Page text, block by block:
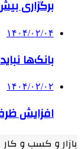
برگزاری بیش از ۱۰۰ ویژه‌برنامه در
۱۴۰۴/۰۲/۰۴
بانک‌ها
۱۴۰۴/۰۲/۰۲
افزایش
بازار و کسب و کار